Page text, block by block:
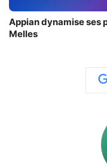
Appian dynamise ses
Melles